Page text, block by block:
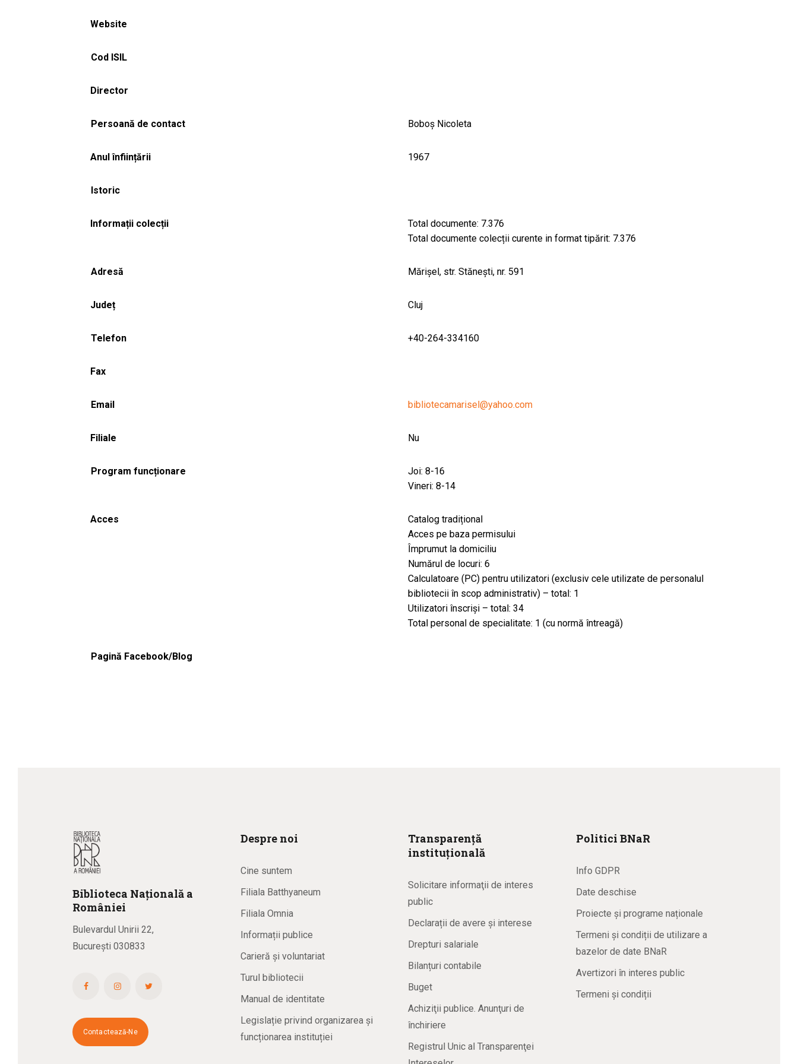
Website
Cod ISIL
Director
Persoană de contact Boboș Nicoleta
Anul înființării 1967
Istoric
Informații colecții
Total documente: 7.376
Total documente colecții curente in format tipărit: 7.376
Adresă Mărișel, str. Stănești, nr. 591
Județ Cluj
Telefon +40-264-334160
Fax
Email bibliotecamarisel@yahoo.com
Filiale Nu
Program funcționare
Joi: 8-16
Vineri: 8-14
Acces
Catalog tradițional
Acces pe baza permisului
Împrumut la domiciliu
Numărul de locuri: 6
Calculatoare (PC) pentru utilizatori (exclusiv cele utilizate de personalul
bibliotecii în scop administrativ) – total: 1
Utilizatori înscriși – total: 34
Total personal de specialitate: 1 (cu normă întreagă)
Pagină Facebook/Blog
Biblioteca Națională a
României
Bulevardul Unirii 22,
București 030833
Contactează-Ne
Despre noi
Cine suntem
Filiala Batthyaneum
Filiala Omnia
Informații publice
Carieră și voluntariat
Turul bibliotecii
Manual de identitate
Legislație privind organizarea și
funcționarea instituției
Transparență
instituțională
Solicitare informaţii de interes
public
Declarații de avere și interese
Drepturi salariale
Bilanțuri contabile
Buget
Achiziţii publice. Anunţuri de
închiriere
Registrul Unic al Transparenţei
Politici BNaR
Info GDPR
Date deschise
Proiecte și programe naționale
Termeni și condiții de utilizare a
bazelor de date BNaR
Avertizori în interes public
Termeni și condiții